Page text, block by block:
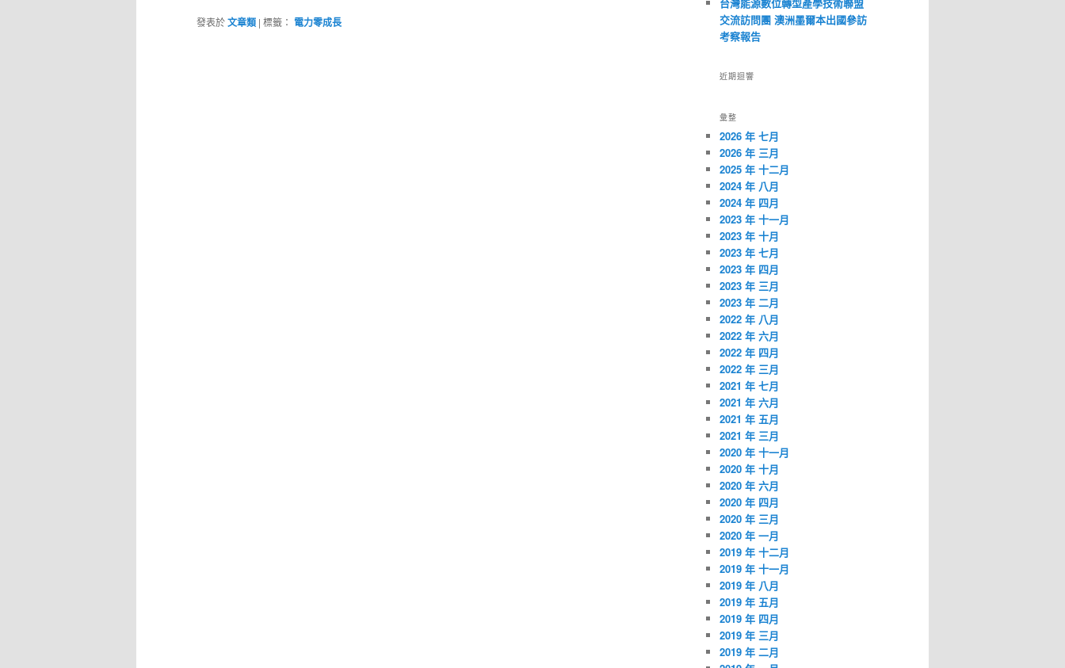
發表於文章類 | 標籤： 電力零成長
台灣能源數位轉型產學技術聯盟
交流訪問團 澳洲墨爾本出國參訪
考察報告
近期迴響
彙整
2026 年 七月
2026 年 三月
2025 年 十二月
2024 年 八月
2024 年 四月
2023 年 十一月
2023 年 十月
2023 年 七月
2023 年 四月
2023 年 三月
2023 年 二月
2022 年 八月
2022 年 六月
2022 年 四月
2022 年 三月
2021 年 七月
2021 年 六月
2021 年 五月
2021 年 三月
2020 年 十一月
2020 年 十月
2020 年 六月
2020 年 四月
2020 年 三月
2020 年 一月
2019 年 十二月
2019 年 十一月
2019 年 八月
2019 年 五月
2019 年 四月
2019 年 三月
2019 年 二月